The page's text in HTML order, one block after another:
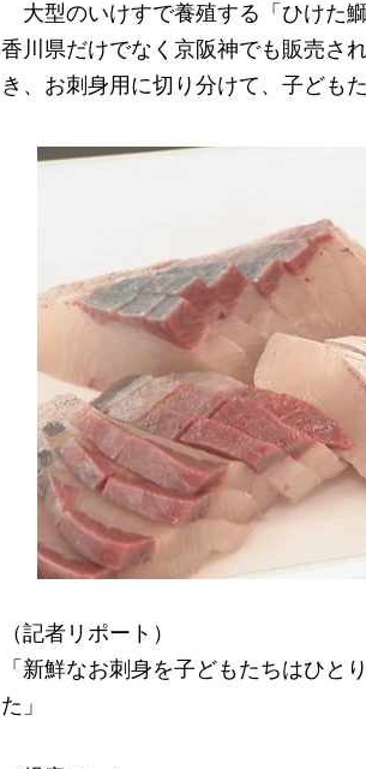
大型のいけすで養殖する「ひけた
香川県だけでなく京阪神でも販売さ
き、お刺身用に切り分けて、子ども
（記者リポート）
「新鮮なお刺身を子どもたちはひと
た」